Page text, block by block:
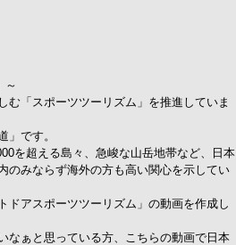
～
む「スポーツツーリズム」を推進していま
」です。
を超える島々、急峻な山岳地帯など、日本
のみならず海外の方も高い関心を示してい
ドアスポーツツーリズム」の動画を作成し
なぁと思っている方、こちらの動画で日本